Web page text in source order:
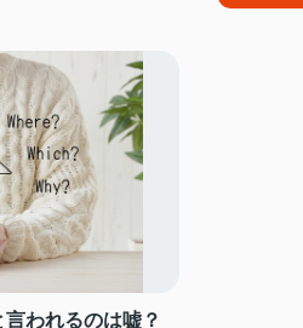
われるのは嘘？